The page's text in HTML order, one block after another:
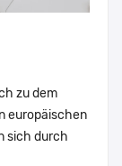
zu dem
europäischen
sich durch